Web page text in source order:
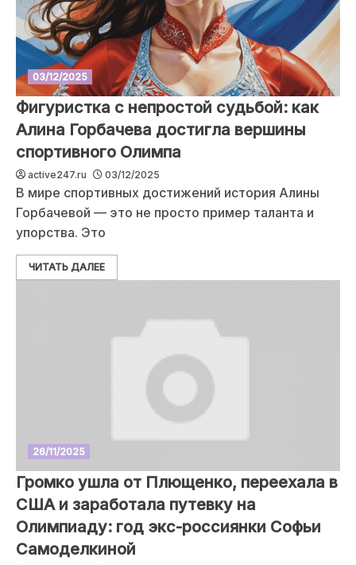
03/12/2025
Фигуристка с непростой судьбой: как
Алина Горбачева достигла вершины
спортивного Олимпа
active247.ru 03/12/2025
В мире спортивных достижений история Алины
Горбачевой — это не просто пример таланта и
упорства. Это
ЧИТАТЬ ДАЛЕЕ
26/11/2025
Громко ушла от Плющенко, переехала в
США и заработала путевку на
Олимпиаду: год экс-россиянки Софьи
Самоделкиной